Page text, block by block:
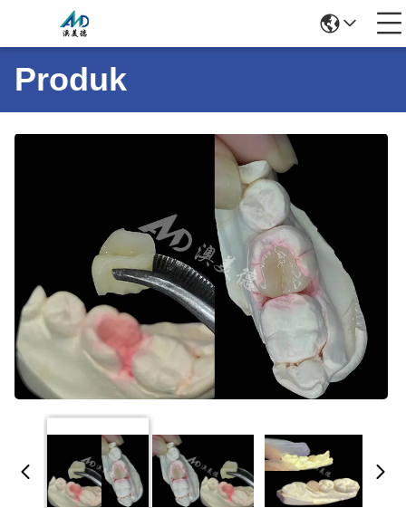
Produk